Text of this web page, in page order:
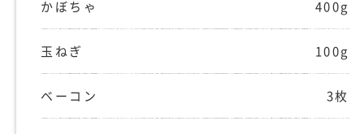
かぼちゃ 400g
玉ねぎ 100g
ベーコン 3枚